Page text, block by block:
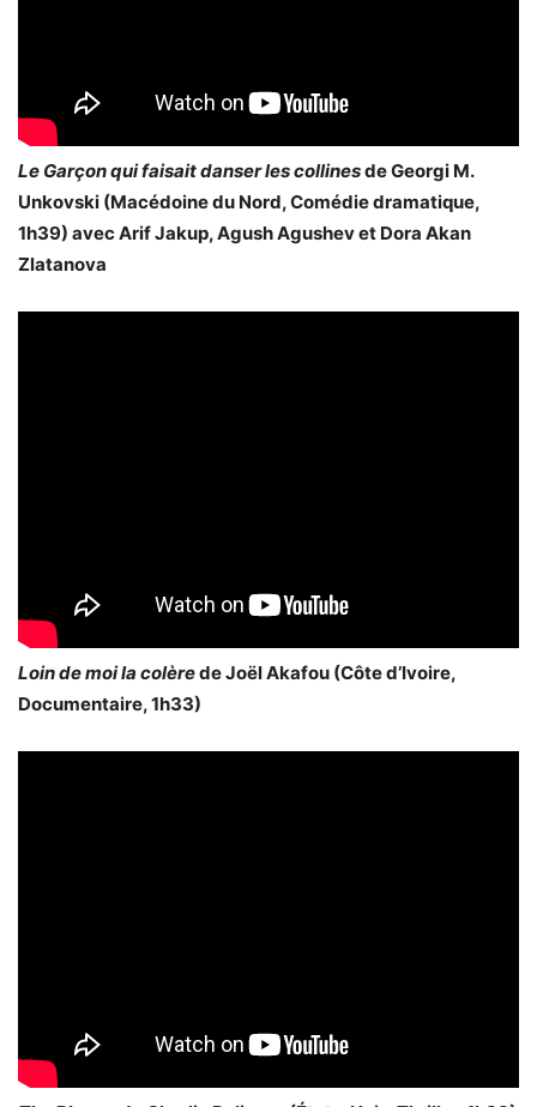
Le Garçon qui faisait danser les collinesde Georgi M.
Unkovski (Macédoine du Nord, Comédie dramatique,
1h39) avec Arif Jakup, Agush Agushev et Dora Akan
Zlatanova
Loin de moi la colèrede Joël Akafou (Côte d’Ivoire,
Documentaire, 1h33)